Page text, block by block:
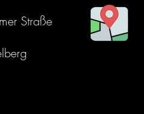
Straße